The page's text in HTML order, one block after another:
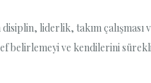
liderlik, takım
belirlemeyi ve kendilerini